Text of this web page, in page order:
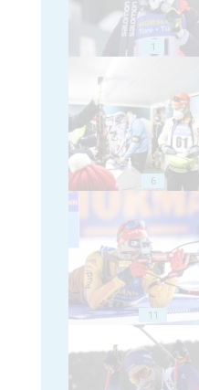
1
6
11